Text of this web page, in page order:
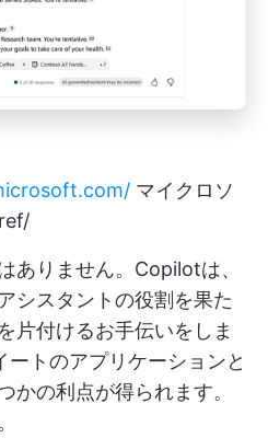
マイクロソ
ありません。Copilotは、
シスタントの役割を果た
片付けるお手伝いをしま
トのアプリケーションと
かの利点が得られます。